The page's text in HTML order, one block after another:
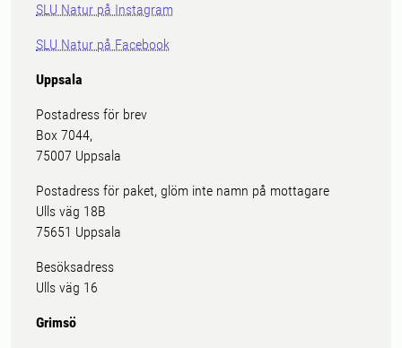
SLU Natur på Instagram
SLU Natur på Facebook
Uppsala
Postadress för brev
Box 7044,
75007 Uppsala
Postadress för paket, glöm inte namn på mottagare
Ulls väg 18B
75651 Uppsala
Besöksadress
Ulls väg 16
Grimsö